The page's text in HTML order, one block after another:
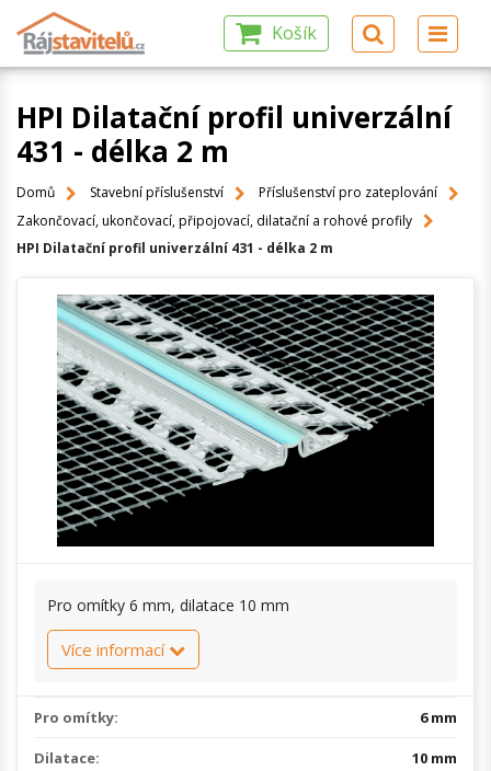
Košík
HPI Dilatační profil univerzální
431 - délka 2 m
Domů Stavební příslušenství
Příslušenství pro zateplování
Zakončovací, ukončovací, připojovací, dilatační a rohové profily
HPI Dilatační profil univerzální 431 - délka 2 m
Pro omítky 6 mm, dilatace 10 mm
Více informací
Pro omítky: 6 mm
Dilatace: 10 mm